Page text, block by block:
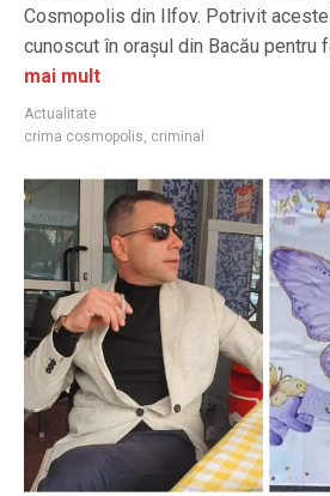
Cosmopolis din Ilfov. Potrivit
cunoscut în orașul din Bacău pentru
mai mult
Actualitate
crima cosmopolis, criminal